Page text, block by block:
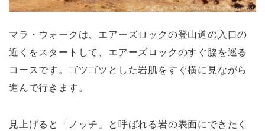
マラ・ウォークは、エアーズロックの登山道の入口の
近くをスタートして、エアーズロックのすぐ脇を巡る
コースです。ゴツゴツとした岩肌をすぐ横に見ながら
進んで行きます。
見上げると「ノッチ」と呼ばれる岩の表面にできたく